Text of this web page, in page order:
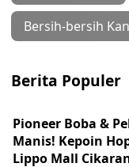
Bersih-bersih
Berita Populer
Pioneer Boba &
Manis! Kepoin
Lippo Mall